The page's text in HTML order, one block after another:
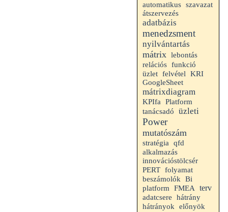
automatikus szavazat
átszervezés
adatbázis
menedzsment
nyilvántartás
mátrix lebontás
relációs funkció
üzlet felvétel
KRI
GoogleSheet
mátrixdiagram
KPIfa Platform
tanácsadó üzleti
Power
mutatószám
stratégia qfd
alkalmazás
innovációstölcsér
PERT folyamat
beszámolók
Bi
platform
FMEA terv
adatcsere hátrány
hátrányok előnyök